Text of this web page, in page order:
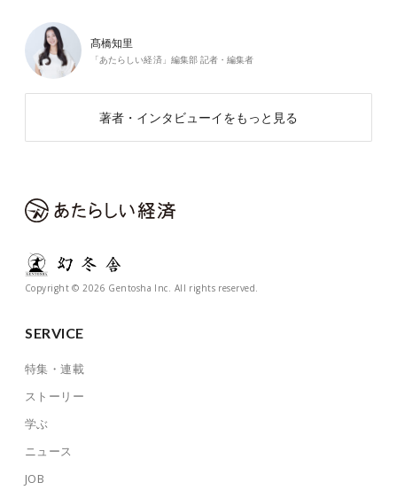
髙橋知里
「あたらしい経済」編集部 記者・編集者
著者・インタビューイをもっと見る
Copyright © 2026 Gentosha Inc. All rights reserved.
SERVICE
特集・連載
ストーリー
学ぶ
ニュース
JOB